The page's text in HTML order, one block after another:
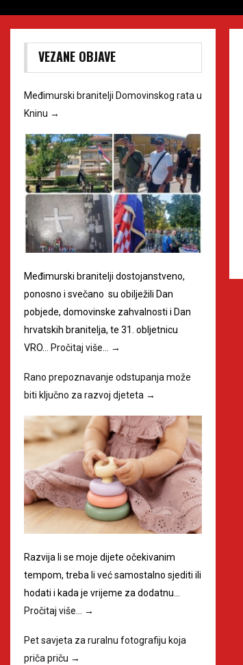
VEZANE OBJAVE
Međimurski branitelji Domovinskog rata u
Kninu →
Međimurski branitelji dostojanstveno,
ponosno i svečano su obilježili Dan
pobjede, domovinske zahvalnosti i Dan
hrvatskih branitelja, te 31. obljetnicu
VRO…
Pročitaj više… →
Rano prepoznavanje odstupanja može
biti ključno za razvoj djeteta →
Razvija li se moje dijete očekivanim
tempom, treba li već samostalno sjediti ili
hodati i kada je vrijeme za dodatnu…
Pročitaj više… →
Pet savjeta za ruralnu fotografiju koja
priča priču →